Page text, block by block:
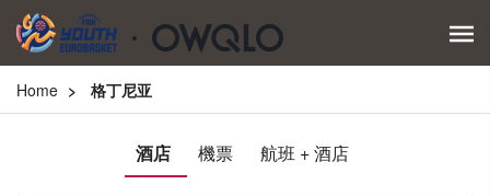
Home 格丁尼亚
酒店 機票 航班 + 酒店